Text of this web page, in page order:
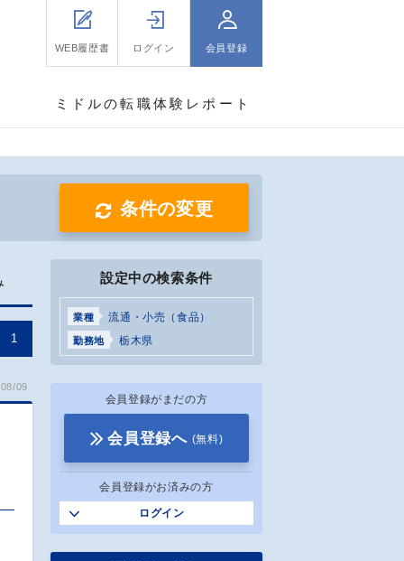
WEB履歴書 ログイン 会員登録
ミドルの転職体験レポート
条件の変更
1
09
設定中の検索条件
業種 流通・小売（食品）
勤務地 栃木県
会員登録がまだの方
会員登録へ (無料)
会員登録がお済みの方
ログイン